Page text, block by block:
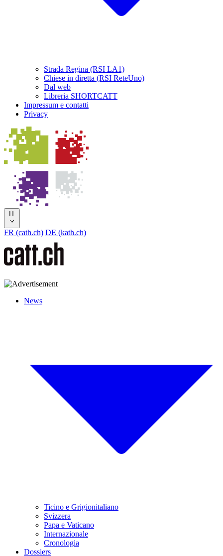
Strada Regina (RSI LA1)
Chiese in diretta (RSI ReteUno)
Dal web
Libreria SHORTCATT
Impressum e contatti
Privacy
IT
FR (cath.ch) DE (kath.ch)
News
Ticino e Grigionitaliano
Svizzera
Papa e Vaticano
Internazionale
Cronologia
Dossiers